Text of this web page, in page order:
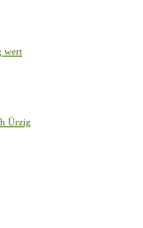
wert
Ürzig